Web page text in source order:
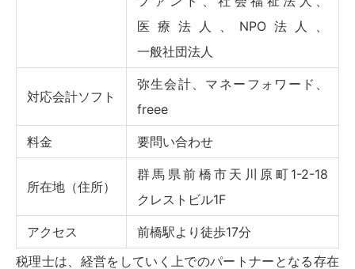
医療法人、NPO法人、
一般社団法人
対応会計ソフト
弥生会計、マネーフォワード、
freee
料金 要問い合わせ
所在地（住所）
群馬県前橋市天川原町1-2-18
クレストビル1F
アクセス
前橋駅より徒歩17分
税理士は、経営をしていく上でのパートナーとなる存在